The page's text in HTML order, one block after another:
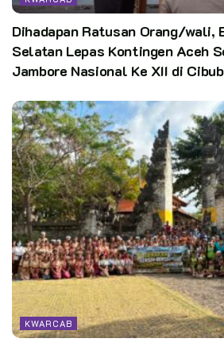
Dihadapan Ratusan Orang/wali,
Selatan Lepas Kontingen Aceh
Jambore Nasional Ke XII di
KWARCAB